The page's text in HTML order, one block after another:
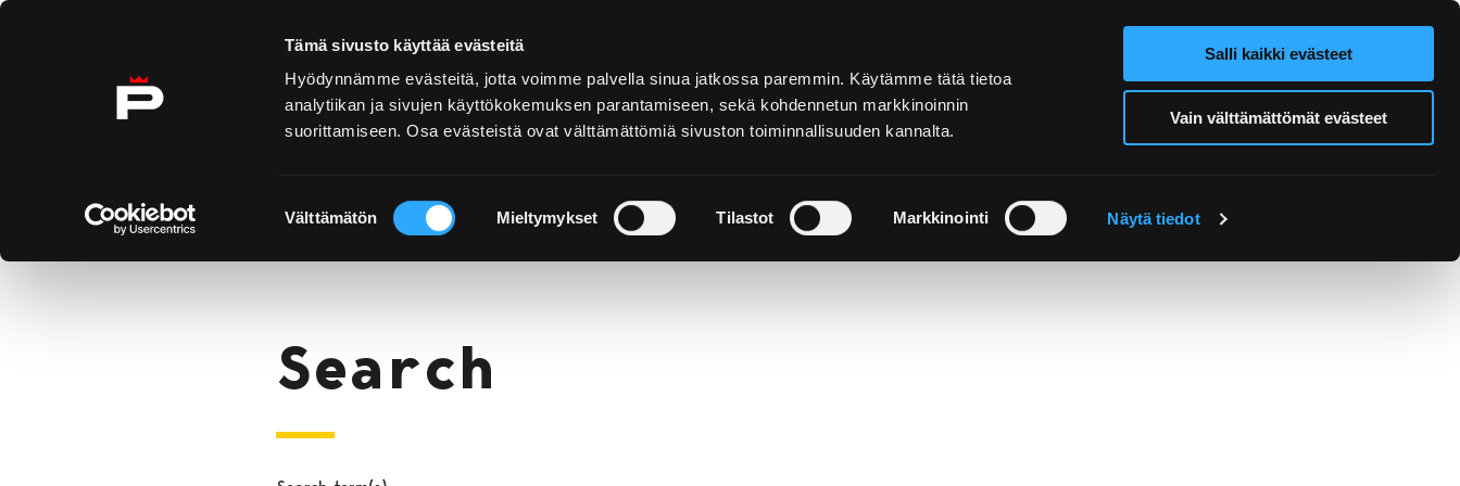
Tämä sivusto käyttää evästeitä
Hyödynnämme evästeitä, jotta voimme palvella sinua jatkossa paremmin. Käytämme tätä tietoa
analytiikan ja sivujen käyttökokemuksen parantamiseen, sekä kohdennetun markkinoinnin
suorittamiseen. Osa evästeistä ovat välttämättömiä sivuston toiminnallisuuden kannalta.
valinta
Välttämätön Mieltymykset Tilastot Markkinointi Näytä tiedot
Salli kaikki evästeet
Vain välttämättömät evästeet
Skip to content
svenska
Search from site
Home
Search
Search